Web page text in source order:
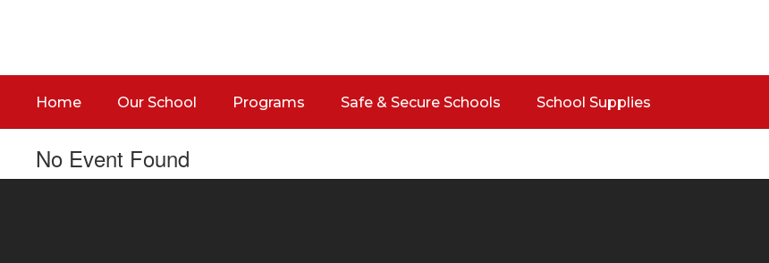
Home Our School Programs Safe & Secure Schools School Supplies
No Event Found